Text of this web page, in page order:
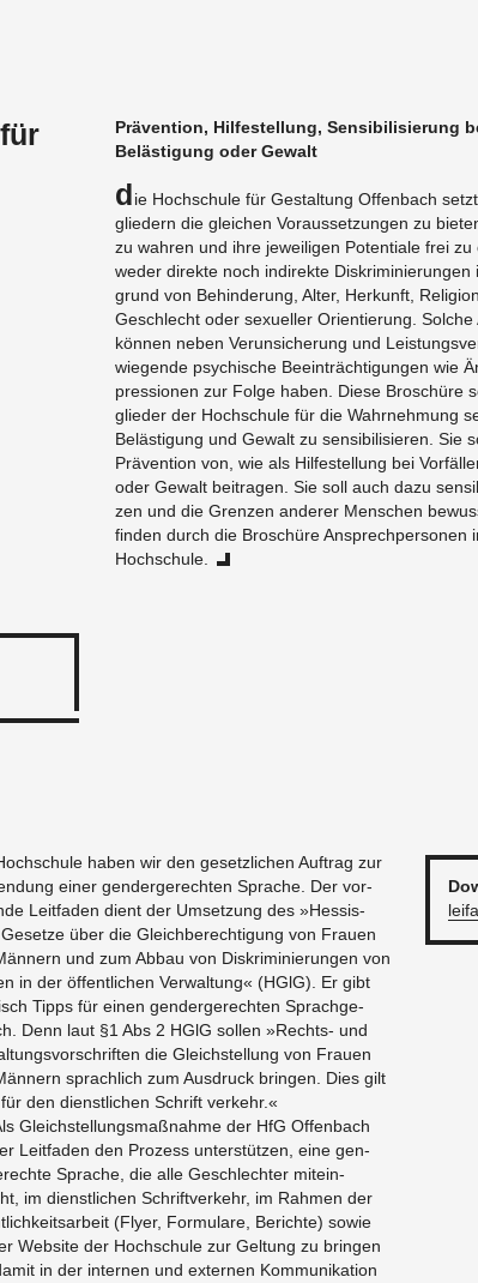
Präven­tion, Hil­festel­lung, Sen­si­bil­isierung
Belästi­gung oder Gewalt
Die Hochschule für Gestal­tung Of­fen­bach
gliedern die gle­ichen Vo­raus­set­zun­gen zu
zu wahren und ihre jew­eili­gen Po­ten­tiale frei
weder di­rekte noch in­di­rekte
grund von Be­hin­derung, Alter, Herkunft,
Geschlecht oder sex­ueller Ori­en­tierung.
können neben Verun­sicherung und
wiegende psy­chis­che Beeinträch­ti­gun­gen wie
pres­sio­nen zur Folge haben. Diese Broschüre
glieder der Hochschule für die Wahrnehmung
Belästi­gung und Gewalt zu sen­si­bil­isieren. Sie
Präven­tion von, wie als Hil­festel­lung bei
oder Gewalt beitra­gen. Sie soll auch dazu
zen und die Gren­zen an­derer Men­schen
finden durch die Broschüre Ansprech­per­so­nen
Hochschule.
haben wir den geset­zlichen Auf­trag zur
einer gen­derg­erechten Sprache. Der vor­
Leit­faden dient der Um­set­zung des »Hes­sis­
über die Gle­ich­berech­ti­gung von Frauen
und zum Abbau von Diskri­m­inierun­gen von
in der öffentlichen Ver­wal­tung« (HGlG). Er gibt
Tipps für einen gen­derg­erechten Sprachge­
Denn laut §1 Abs 2 HGlG sollen »Rechts- und
die Gle­ich­stel­lung von Frauen
sprach­lich zum Aus­druck brin­gen. Dies gilt
den di­en­stlichen Schrift verkehr.«
Gle­ich­stel­lungsmaßnahme der HfG Of­fen­bach
Leit­faden den Prozess un­ter­stützen, eine gen­
Sprache, die alle Geschlechter mitein­
im di­en­stlichen Schriftverkehr, im Rah­men der
(Flyer, For­mu­lare, Berichte) sowie
Web­site der Hochschule zur Gel­tung zu brin­gen
in der in­ter­nen und ex­ter­nen Kom­mu­nika­tion